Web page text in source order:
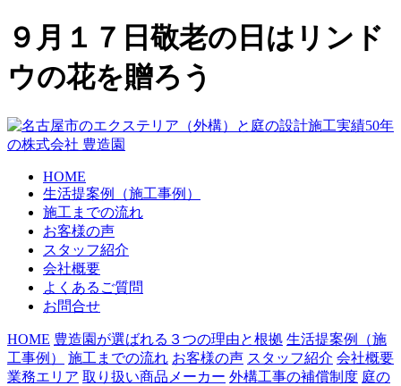
９月１７日敬老の日はリンド
ウの花を贈ろう
HOME
生活提案例（施工事例）
施工までの流れ
お客様の声
スタッフ紹介
会社概要
よくあるご質問
お問合せ
HOME 豊造園が選ばれる３つの理由と根拠 生活提案例（施
工事例）
施工までの流れ お客様の声 スタッフ紹介 会社概要
業務エリア 取り扱い商品メーカー 外構工事の補償制度 庭の